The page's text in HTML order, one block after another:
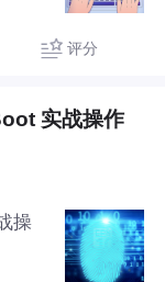
评分
实战操作
操